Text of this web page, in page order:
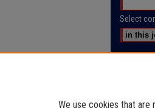
Select
We use cookies that are